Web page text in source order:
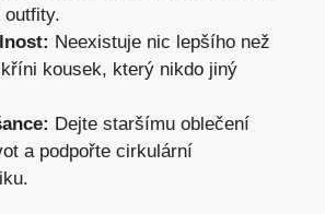
outfity.
Neexistuje nic lepšího než
kousek, který nikdo jiný
Dejte staršímu oblečení
a podpořte cirkulární